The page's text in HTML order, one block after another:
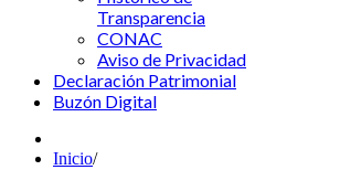
Transparencia
CONAC
Aviso de Privacidad
Declaración Patrimonial
Buzón Digital
Inicio/